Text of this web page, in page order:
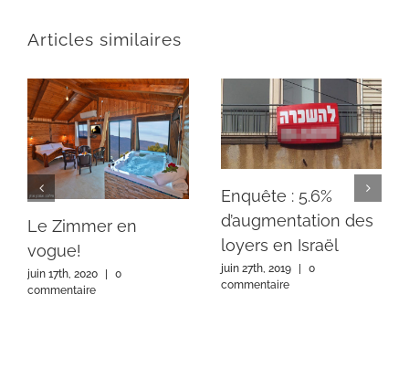
Articles similaires
Le Zimmer en
vogue!
juin 17th, 2020 |
0
commentaire
Enquête : 5.6%
d’augmentation des
loyers en Israël
juin 27th, 2019
0
commentaire